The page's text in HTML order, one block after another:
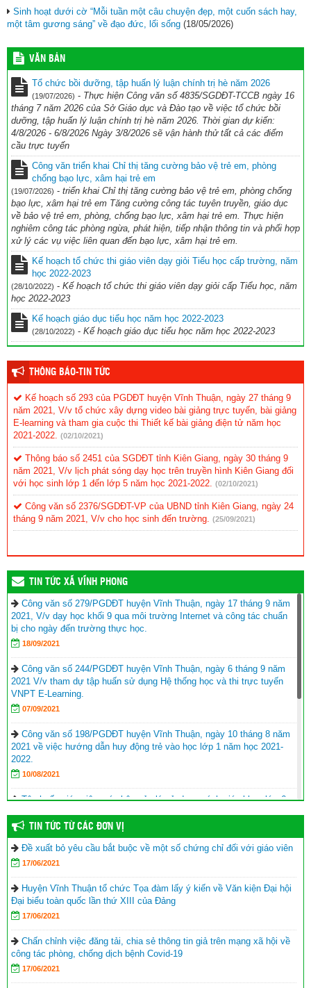
Sinh hoạt dưới cờ “Mỗi tuần một câu chuyện đẹp, một cuốn sách hay,
một tâm gương sáng” về đạo đức, lối sống (18/05/2026)
VĂN BẢN
Tổ chức bồi dưỡng, tập huấn lý luận chính trị hè năm 2026
(19/07/2026) - Thực hiện Công văn số 4835/SGDĐT-TCCB ngày 16
tháng 7 năm 2026 của Sở Giáo dục và Đào tạo về việc tổ chức bồi
dưỡng, tập huấn lý luận chính trị hè năm 2026. Thời gian dự kiến:
4/8/2026 - 6/8/2026 Ngày 3/8/2026 sẽ vận hành thử tất cả các điểm
cầu trực tuyến
Công văn triển khai Chỉ thị tăng cường bảo vệ trẻ em, phòng
chống bạo lực, xâm hại trẻ em
(19/07/2026) - triển khai Chỉ thị tăng cường bảo vệ trẻ em, phòng chống
bạo lực, xâm hại trẻ em Tăng cường công tác tuyên truyền, giáo dục
về bảo vệ trẻ em, phòng, chống bạo lực, xâm hại trẻ em. Thực hiện
nghiêm công tác phòng ngừa, phát hiện, tiếp nhận thông tin và phối hợp
xử lý các vụ việc liên quan đến bạo lực, xâm hại trẻ em.
Kế hoạch tổ chức thi giáo viên dạy giỏi Tiểu học cấp trường, năm
học 2022-2023
(28/10/2022) - Kế hoạch tổ chức thi giáo viên dạy giỏi cấp Tiểu học, năm
học 2022-2023
Kế hoạch giáo dục tiểu học năm học 2022-2023
(28/10/2022) - Kế hoạch giáo dục tiểu học năm học 2022-2023
THÔNG BÁO-TIN TỨC
Kế hoạch số 293 của PGDĐT huyện Vĩnh Thuận, ngày 27 tháng 9
năm 2021, V/v tổ chức xây dựng video bài giảng trực tuyến, bài giảng
E-learning và tham gia cuộc thi Thiết kế bài giảng điện tử năm học
2021-2022. (02/10/2021)
Thông báo số 2451 của SGDĐT tỉnh Kiên Giang, ngày 30 tháng 9
năm 2021, V/v lịch phát sóng dạy học trên truyền hình Kiên Giang đối
với học sinh lớp 1 đến lớp 5 năm học 2021-2022. (02/10/2021)
Công văn số 2376/SGDĐT-VP của UBND tỉnh Kiên Giang, ngày 24
tháng 9 năm 2021, V/v cho học sinh đến trường. (25/09/2021)
TIN TỨC XÃ VĨNH PHONG
Công văn số 279/PGDĐT huyện Vĩnh Thuận, ngày 17 tháng 9 năm
2021, V/v dạy học khối 9 qua môi trường Internet và công tác chuẩn
bị cho ngày đến trường thực học.
18/09/2021
Công văn số 244/PGDĐT huyện Vĩnh Thuận, ngày 6 tháng 9 năm
2021 V/v tham dự tập huấn sử dụng Hệ thống học và thi trực tuyến
VNPT E-Learning.
07/09/2021
Công văn số 198/PGDĐT huyện Vĩnh Thuận, ngày 10 tháng 8 năm
2021 về việc hướng dẫn huy động trẻ vào học lớp 1 năm học 2021-
2022.
10/08/2021
Tập huấn giáo viên, cán bộ quản lý sử dụng sách giáo khoa lớp 6
17/06/2021
Hội Khuyến học huyện Vĩnh Thuận trao tặng nhà khuyến học cho
học sinh nghèo xã Phong Đông
Agribank chi nhánh huyện Vĩnh Thuận Kiên Giang II trao tập cho 22
trường nhân lễ khai giảng năm học mới 2023-2024
huyện Vĩnh Thuận
(05/09/2023)
Thư của Chủ tịch nước Võ Văn Thưởng gửi ngành giáo dục nhân
dịp khai giảng năm học 2023-2024
TIN TỨC TỪ CÁC ĐƠN VỊ
Đề xuất bỏ yêu cầu bắt buộc về một số chứng chỉ đối với giáo viên
17/06/2021
Huyện Vĩnh Thuận tổ chức Tọa đàm lấy ý kiến về Văn kiện Đại hội
Đại biểu toàn quốc lần thứ XIII của Đảng
17/06/2021
Chấn chỉnh việc đăng tải, chia sẻ thông tin giả trên mạng xã hội về
công tác phòng, chống dịch bệnh Covid-19
17/06/2021